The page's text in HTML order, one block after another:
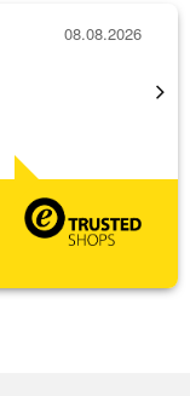
08.08.2026